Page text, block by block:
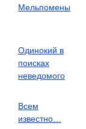
Мельпомены
Одинокий в
поисках
неведомого
Всем
известно…